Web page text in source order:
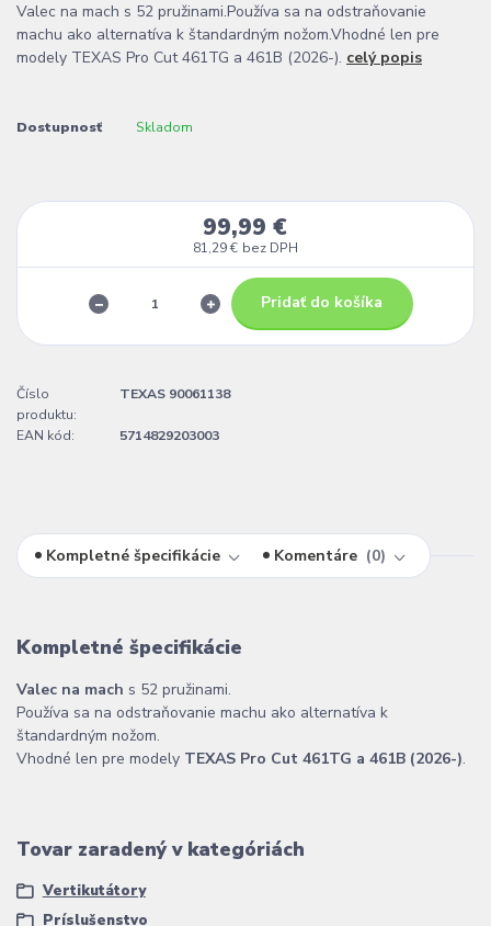
Valec na mach s 52 pružinami.Používa sa na odstraňovanie
machu ako alternatíva k štandardným nožom.Vhodné len pre
modely TEXAS Pro Cut 461TG a 461B (2026-). celý popis
Dostupnosť Skladom
99,99 €
81,29 € bez DPH
Pridať do košíka
Číslo
produktu:
TEXAS 90061138
EAN kód: 5714829203003
Kompletné špecifikácie Komentáre 0
Kompletné špecifikácie
Valec na mach s 52 pružinami.
Používa sa na odstraňovanie machu ako alternatíva k
štandardným nožom.
Vhodné len pre modely TEXAS Pro Cut 461TG a 461B (2026-).
Tovar zaradený v kategóriách
Vertikutátory
Príslušenstvo